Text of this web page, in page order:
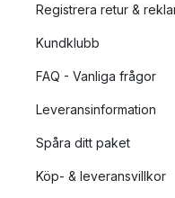
Registrera retur &
Kundklubb
FAQ - Vanliga frågor
Leveransinformation
Spåra ditt paket
Köp- & leveransvillkor